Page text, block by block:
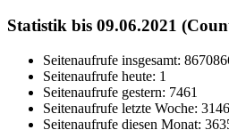
Statistik bis 09.06.2021
Seitenaufrufe insgesamt:
Seitenaufrufe heute: 1
Seitenaufrufe gestern: 7461
Seitenaufrufe letzte Woche:
Seitenaufrufe diesen Monat: